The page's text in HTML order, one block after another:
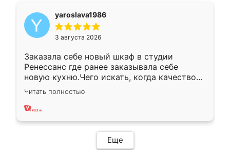
yaroslava1986
3 августа 2026
Заказала себе новый шкаф в студии
Ренессанс где ранее заказывала себе
новую кухню.Чего искать, когда качеством
вполне довольна. Служит кухня уже почти
два года, нареканий нет.
Читать полностью
Еще